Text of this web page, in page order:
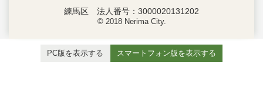
練馬区 法人番号：3000020131202
© 2018 Nerima City.
PC版を表示する スマートフォン版を表示する